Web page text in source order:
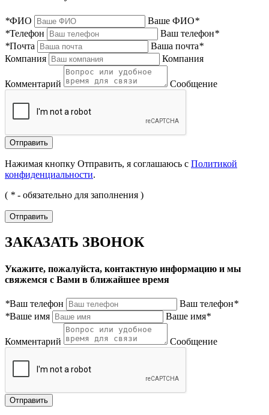
*ФИО Ваше ФИО*
*Телефон Ваш телефон*
*Почта Ваша почта*
Компания
Компания
Комментарий Сообщение
Нажимая кнопку Отправить, я соглашаюсь с Политикой
конфиденциальности.
( * - обязательно для заполнения )
ЗАКАЗАТЬ ЗВОНОК
Укажите, пожалуйста, контактную информацию и мы
свяжемся с Вами в ближайшее время
*Ваш телефон Ваш телефон*
*Ваше имя Ваше имя*
Комментарий Сообщение